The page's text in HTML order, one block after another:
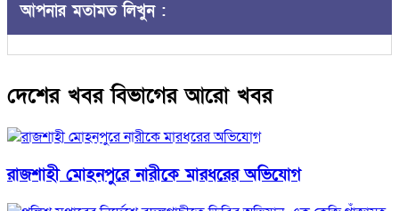
আপনার মতামত লিখুন :
দেশের খবর বিভাগের আরো খবর
রাজশাহী মোহনপুরে নারীকে মারধরের অভিযোগ